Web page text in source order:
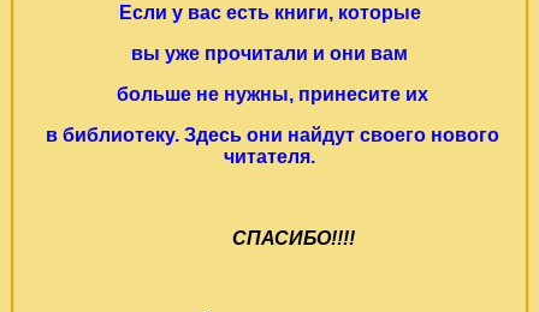
Если у вас есть книги, которые
вы уже прочитали и они вам
больше не нужны, принесите их
в библиотеку. Здесь они найдут своего нового
читателя.
СПАСИБО!!!!